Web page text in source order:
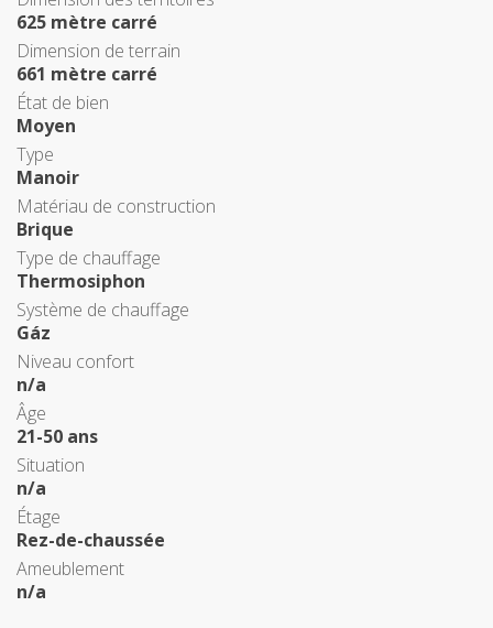
625 mètre carré
Dimension de terrain
661 mètre carré
État de bien
Moyen
Type
Manoir
Matériau de construction
Brique
Type de chauffage
Thermosiphon
Système de chauffage
Gáz
Niveau confort
n/a
Âge
21-50 ans
Situation
n/a
Étage
Rez-de-chaussée
Ameublement
n/a